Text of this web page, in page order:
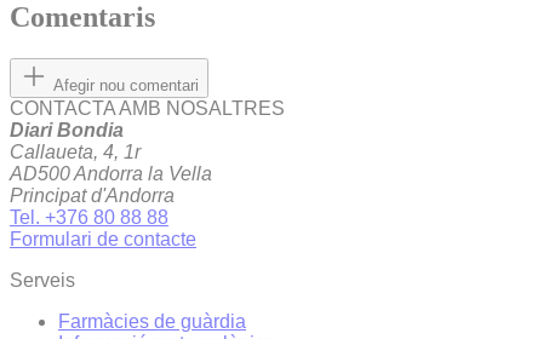
Comentaris
Afegir nou comentari
CONTACTA AMB NOSALTRES
Diari Bondia
Callaueta, 4, 1r
AD500 Andorra la Vella
Principat d'Andorra
Tel. +376 80 88 88
Formulari de contacte
Serveis
Farmàcies de guàrdia